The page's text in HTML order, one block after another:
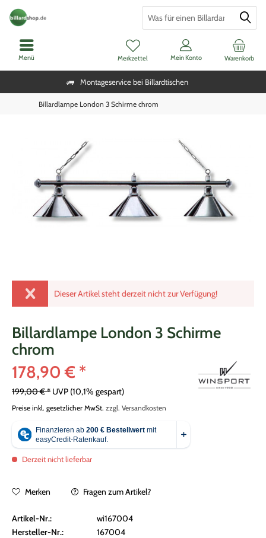
Montageservice bei Billardtischen
Warenkorb
Merkzettel Mein Konto
Menü
Billardlampe London 3 Schirme chrom
Dieser Artikel steht derzeit nicht zur Verfügung!
Billardlampe London 3 Schirme
chrom
178,90 € *
199,00 € * UVP (10,1% gespart)
Preise inkl. gesetzlicher MwSt. zzgl. Versandkosten
Derzeit nicht lieferbar
Merken Fragen zum Artikel?
Artikel-Nr.:
wi167004
Hersteller-Nr.:
167004